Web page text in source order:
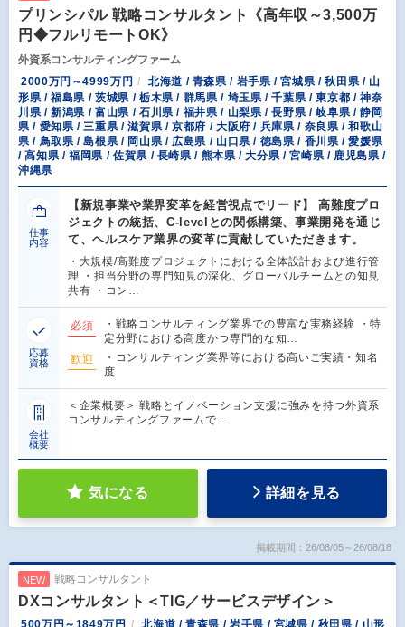
プリンシパル 戦略コンサルタント《高年収～3,500万
円◆フルリモートOK》
外資系コンサルティングファーム
2000万円～4999万円
北海道 / 青森県 / 岩手県 / 宮城県 / 秋田県 / 山
形県 / 福島県 / 茨城県 / 栃木県 / 群馬県 / 埼玉県 / 千葉県 / 東京都 / 神奈
川県 / 新潟県 / 富山県 / 石川県 / 福井県 / 山梨県 / 長野県 / 岐阜県 / 静岡
県 / 愛知県 / 三重県 / 滋賀県 / 京都府 / 大阪府 / 兵庫県 / 奈良県 / 和歌山
県 / 鳥取県 / 島根県 / 岡山県 / 広島県 / 山口県 / 徳島県 / 香川県 / 愛媛県
/ 高知県 / 福岡県 / 佐賀県 / 長崎県 / 熊本県 / 大分県 / 宮崎県 / 鹿児島県 /
沖縄県
仕事
内容
【新規事業や業界変革を経営視点でリード】 高難度プロ
ジェクトの統括、C-levelとの関係構築、事業開発を通じ
て、ヘルスケア業界の変革に貢献していただきます。
・大規模/高難度プロジェクトにおける全体設計および進行管
理 ・担当分野の専門知見の深化、グローバルチームとの知見
共有 ・コン…
応募
資格
必須
・戦略コンサルティング業界での豊富な実務経験 ・特
定分野における高度かつ専門的な知…
歓迎
・コンサルティング業界等における高いご実績・知名
度
会社
概要
＜企業概要＞ 戦略とイノベーション支援に強みを持つ外資系
コンサルティングファームで…
気になる 詳細を見る
掲載期間：26/08/05～26/08/18
NEW 戦略コンサルタント
DXコンサルタント＜TIG／サービスデザイン＞
500万円～1849万円 北海道 / 青森県 / 岩手県 / 宮城県 / 秋田県 / 山形